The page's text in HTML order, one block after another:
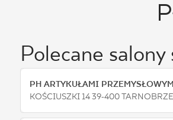
Polecane
PH ARTYKUŁAMI
KOŚCIUSZKI 14 39-400